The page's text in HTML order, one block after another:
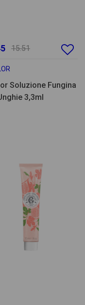
15.51
Soluzione Fungina
3,3ml